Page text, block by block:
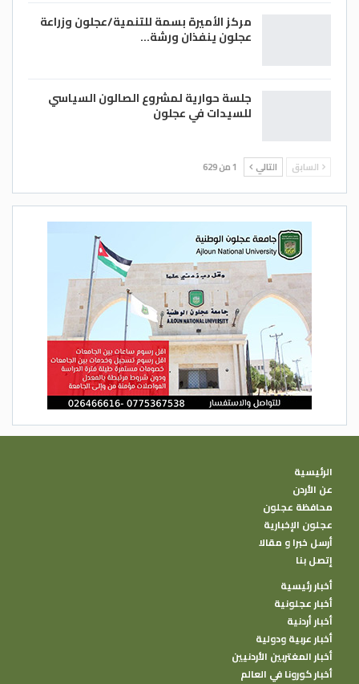
مركز الأميرة بسمة للتنمية/عجلون وزراعة
عجلون ينفذان ورشة…
جلسة حوارية لمشروع الصالون السياسي
للسيدات في عجلون
السابق التالي 1 من 629
الرئيسية
عن الأردن
محافظة عجلون
عجلون الإخبارية
أرسل خبرا و مقالا
إتصل بنا
أخبار رئيسية
أخبار عجلونية
أخبار أردنية
أخبار عربية ودولية
أخبار المغتربين الأردنيين
أخبار كورونا في العالم